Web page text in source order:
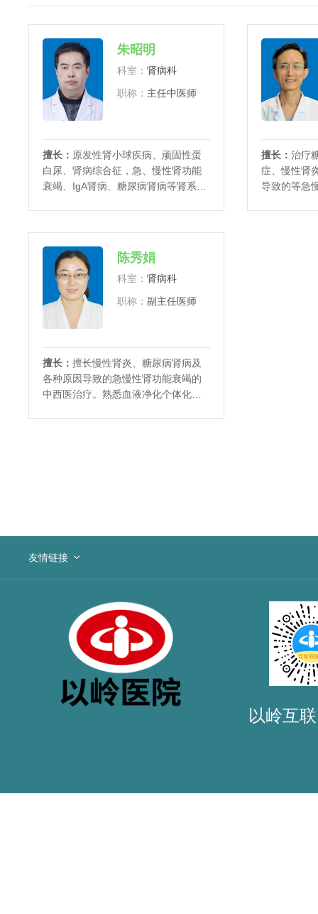
朱昭明
科室： 肾病科
职称： 主任中医师
擅长： 原发性肾小球疾病、顽固性蛋
白尿、肾病综合征，急、慢性肾功能
衰竭、IgA肾病、糖尿病肾病等肾系疑
擅长： 治疗
症、慢性肾
导致的等急
陈秀娟
科室： 肾病科
职称： 副主任医师
擅长： 擅长慢性肾炎、糖尿病肾病及
各种原因导致的急慢性肾功能衰竭的
中西医治疗。熟悉血液净化个体化治
友情链接
以岭互